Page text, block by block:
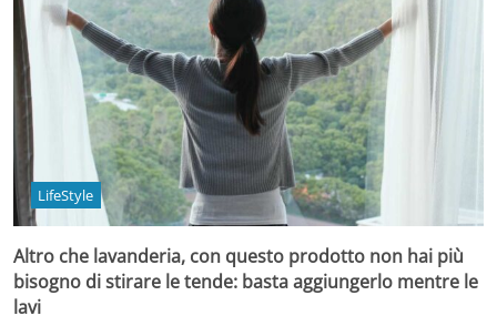
LifeStyle
Altro che lavanderia, con questo prodotto non hai più
bisogno di stirare le tende: basta aggiungerlo mentre le
lavi